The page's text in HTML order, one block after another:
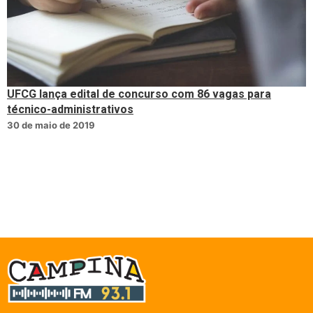
UFCG lança edital de concurso com 86 vagas para
técnico-administrativos
30 de maio de 2019